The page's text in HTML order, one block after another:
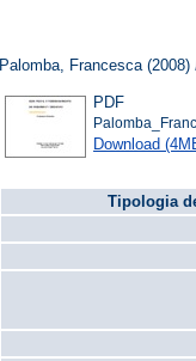
Palomba, Francesca (2008)
PDF
Download
Tipologia